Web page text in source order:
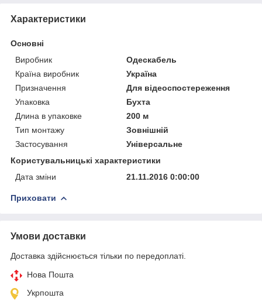
Характеристики
Основні
Виробник
Одескабель
Країна виробник
Україна
Призначення
Для відеоспостереження
Упаковка
Бухта
Длина в упаковке
200 м
Тип монтажу
Зовнішній
Застосування
Універсальне
Користувальницькі характеристики
Дата зміни
21.11.2016 0:00:00
Приховати
Умови доставки
Доставка здійснюється тільки по передоплаті.
Нова Пошта
Укрпошта